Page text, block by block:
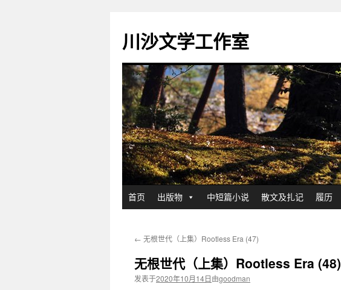
川沙文学工作室
跳
首页 出版物 中短篇小说 散文及扎记 履历
← 无根世代（上集）Rootless Era (47)
无根世代（上集）Rootless Era (48)
发表于2020年10月14日由goodman